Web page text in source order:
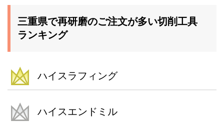
三重県で再研磨のご注文が多い切削工具
ランキング
ハイスラフィング
ハイスエンドミル